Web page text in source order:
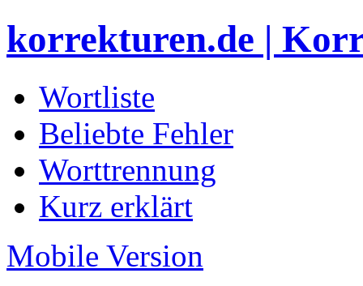
korrekturen.de |
Wortliste
Beliebte Fehler
Worttrennung
Kurz erklärt
Mobile Version